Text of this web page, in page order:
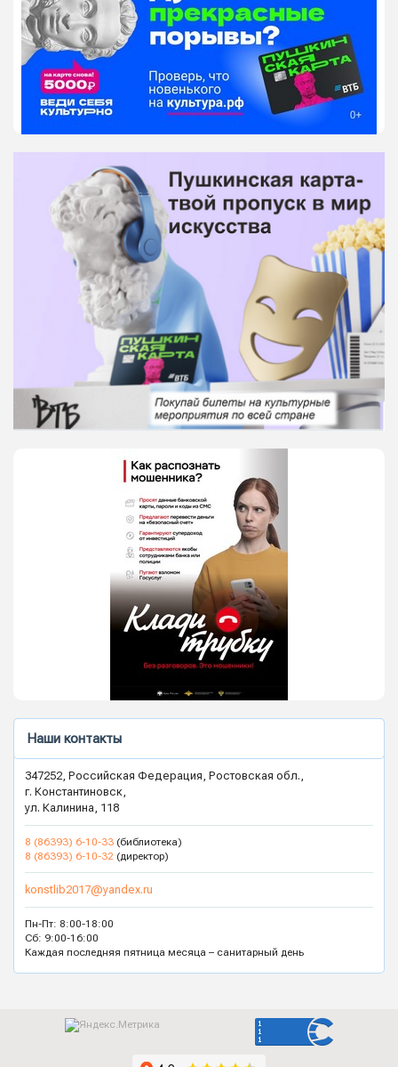
Наши контакты
347252, Российская Федерация, Ростовская обл.,
г. Константиновск,
ул. Калинина, 118
8 (86393) 6-10-33 (библиотека)
8 (86393) 6-10-32 (директор)
konstlib2017@yandex.ru
Пн-Пт: 8:00-18:00
Сб: 9:00-16:00
Каждая последняя пятница месяца – санитарный день